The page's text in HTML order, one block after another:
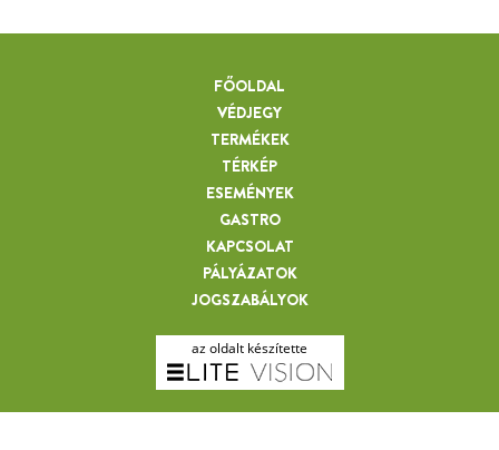
FŐOLDAL
VÉDJEGY
TERMÉKEK
TÉRKÉP
ESEMÉNYEK
GASTRO
KAPCSOLAT
PÁLYÁZATOK
JOGSZABÁLYOK
az oldalt készítette